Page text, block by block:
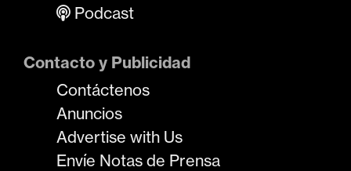
Podcast
Contacto y Publicidad
Contáctenos
Anuncios
Advertise with Us
Envíe Notas de Prensa